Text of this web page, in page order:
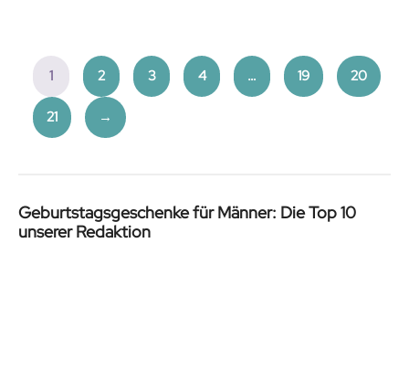
1 2 3 4 … 19 20
21 →
Geburtstagsgeschenke für Männer: Die Top 10
unserer Redaktion